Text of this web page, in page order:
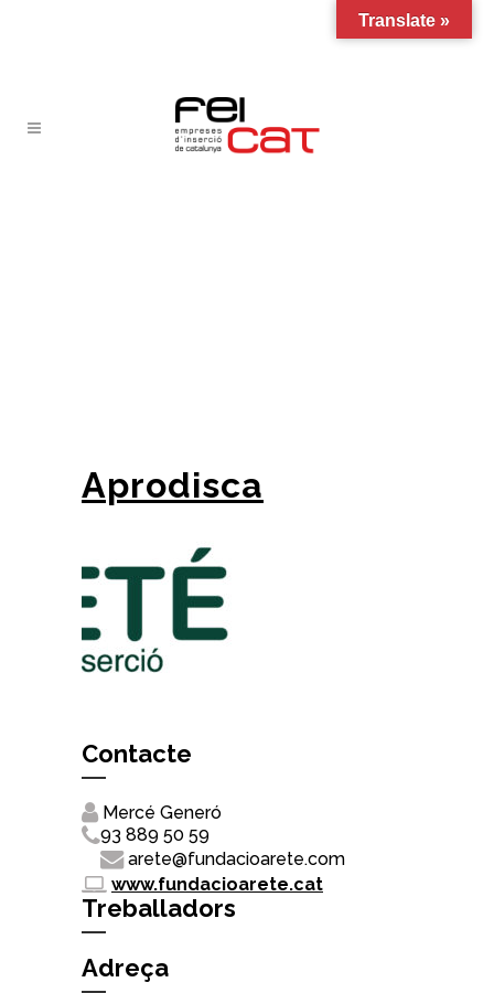
Aprodisca
Contacte
Mercé Generó
93 889 50 59
arete@fundacioarete.com
www.fundacioarete.cat
Treballadors
Adreça
Translate »